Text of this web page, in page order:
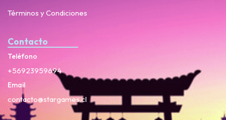
Términos y Condiciones
Contacto
Teléfono
+56923959694
Email
contacto@stargames.cl